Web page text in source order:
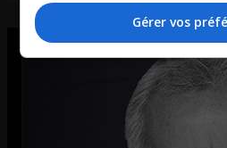
Gérer vos